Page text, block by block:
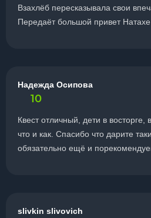
Взахлёб пересказывала свои
Передаёт большой привет
Надежда Осипова
10
Квест отличный, дети в восторге,
что и как. Спасибо что дарите
обязательно ещё и
slivkin slivovich